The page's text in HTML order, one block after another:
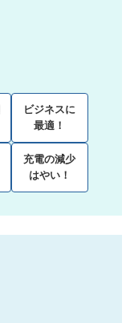
ビジネスに
最適！
充電の減少
はやい！